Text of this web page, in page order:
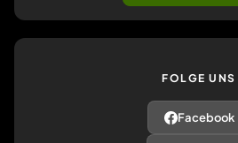
FOLGE UNS
Facebook